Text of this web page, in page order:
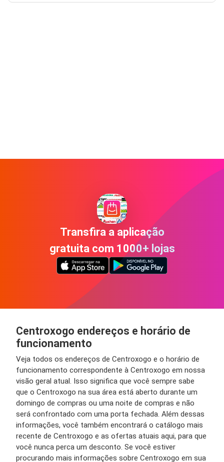
Transfira a aplicação
gratuita com 1000+ lojas
Centroxogo endereços e horário de
funcionamento
Veja todos os endereços de Centroxogo e o horário de
funcionamento correspondente à Centroxogo em nossa
visão geral atual. Isso significa que você sempre sabe
que o Centroxogo na sua área está aberto durante um
domingo de compras ou uma noite de compras e não
será confrontado com uma porta fechada. Além dessas
informações, você também encontrará o catálogo mais
recente de Centroxogo e as ofertas atuais aqui, para que
você nunca perca um desconto. Se você estiver
procurando mais informações sobre Centroxogo em sua